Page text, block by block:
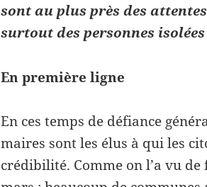
sont au plus près des
surtout des personnes
En première ligne
En ces temps de défiance
maires sont les élus à qui les
crédibilité. Comme on l’a vu